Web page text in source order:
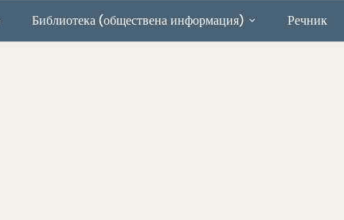
Библиотека (обществена информация) Речник